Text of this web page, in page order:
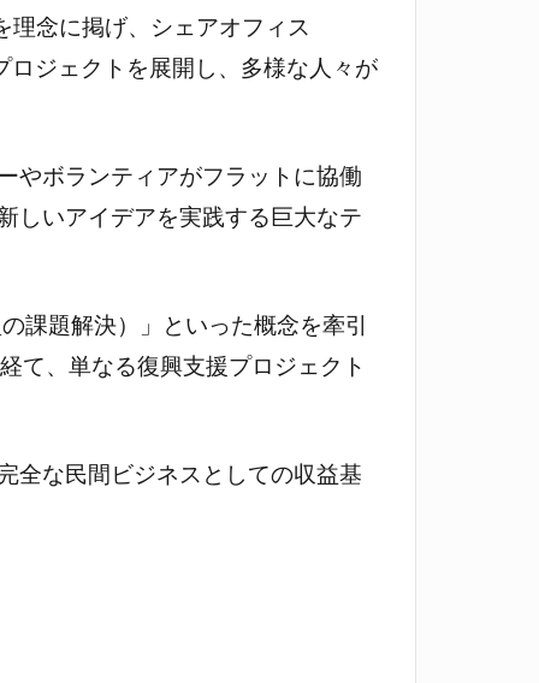
念に掲げ、シェアオフィス
ジェクトを展開し、多様な人々が
やボランティアがフラットに協働
しいアイデアを実践する巨大なテ
課題解決）」といった概念を牽引
て、単なる復興支援プロジェクト
全な民間ビジネスとしての収益基